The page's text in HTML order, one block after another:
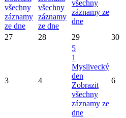
všechny
záznamy
ze dne
všechny
záznamy
ze dne
všechny
záznamy ze
dne
27 28 29 30
3 4
5
1
Myslivecký
den
Zobrazit
všechny
záznamy ze
dne
6